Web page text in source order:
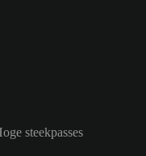
steekpasses